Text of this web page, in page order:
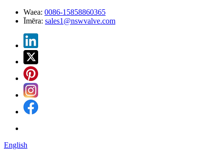
Waea: 0086-15858860365
Īmēra: sales1@nswvalve.com
English